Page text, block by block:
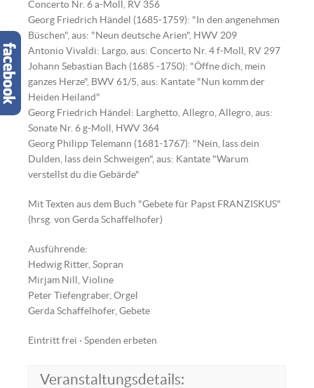
Concerto Nr. 6 a-Moll, RV 356
Georg Friedrich Händel (1685-1759): "In den angenehmen
Büschen", aus: "Neun deutsche Arien", HWV 209
Antonio Vivaldi: Largo, aus: Concerto Nr. 4 f-Moll, RV 297
Johann Sebastian Bach (1685 -1750): "Öffne dich, mein
ganzes Herze", BWV 61/5, aus: Kantate "Nun komm der
Heiden Heiland"
Georg Friedrich Händel: Larghetto, Allegro, Allegro, aus:
Sonate Nr. 6 g-Moll, HWV 364
Georg Philipp Telemann (1681-1767): "Nein, lass dein
Dulden, lass dein Schweigen", aus: Kantate "Warum
verstellst du die Gebärde"
Mit Texten aus dem Buch "Gebete für Papst FRANZISKUS"
(hrsg. von Gerda Schaffelhofer)
Ausführende:
Hedwig Ritter, Sopran
Mirjam Nill, Violine
Peter Tiefengraber, Orgel
Gerda Schaffelhofer, Gebete
Eintritt frei · Spenden erbeten
Veranstaltungsdetails: